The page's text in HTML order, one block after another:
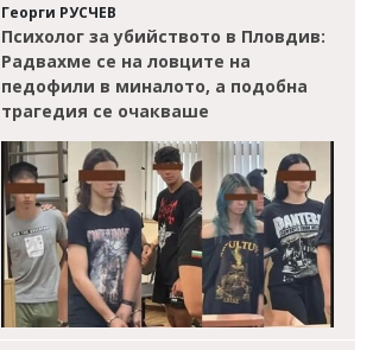
Георги РУСЧЕВ
Психолог за убийството в Пловдив:
Радвахме се на ловците на
педофили в миналото, а подобна
трагедия се очакваше